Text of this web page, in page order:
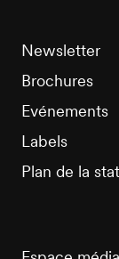
Newsletter
Brochures
Evénements
Labels
Plan de la